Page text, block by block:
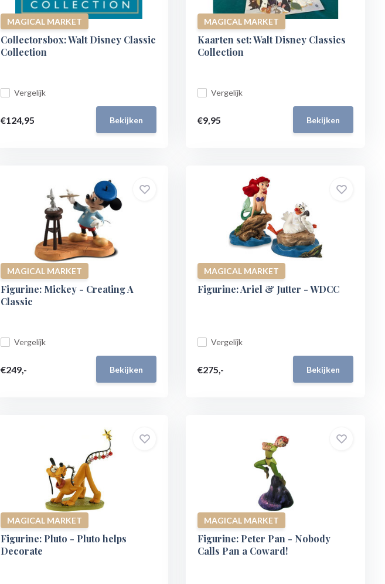
MAGICAL MARKET
Collectorsbox: Walt Disney Classic
Collection
Vergelijk
€124,95 Bekijken
MAGICAL MARKET
Kaarten set: Walt Disney Classics
Collection
Vergelijk
€9,95 Bekijken
MAGICAL MARKET
Figurine: Mickey - Creating A
Classic
Vergelijk
€249,- Bekijken
MAGICAL MARKET
Figurine: Ariel & Jutter - WDCC
Vergelijk
€275,- Bekijken
MAGICAL MARKET
Figurine: Pluto - Pluto helps
Decorate
MAGICAL MARKET
Figurine: Peter Pan - Nobody
Calls Pan a Coward!